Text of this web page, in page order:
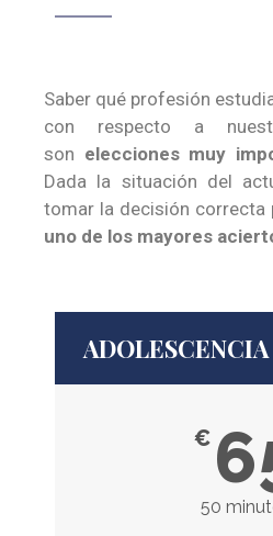
Saber qué profesión
con respecto a
son elecciones muy
Dada la situación del
tomar la decisión correcta
uno de los mayores
€
50